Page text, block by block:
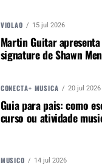
VIOLÃO 15 jul 2026
Martin Guitar
signature de Shawn
CONECTA+ MÚSICA 20 jul 2026
Guia para pais: como
curso ou atividade
MÚSICO 14 jul 2026